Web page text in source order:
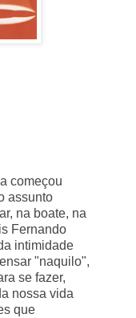
começou
assunto
na boate, na
Fernando
intimidade
"naquilo",
se fazer,
nossa vida
que